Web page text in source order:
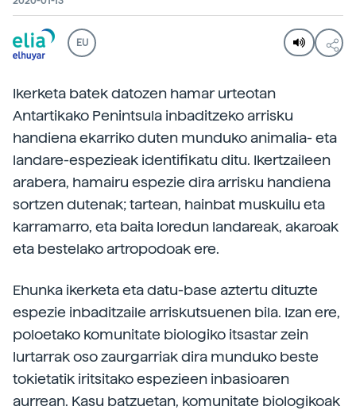
EU
Ikerketa batek datozen hamar urteotan
Antartikako Penintsula inbaditzeko arrisku
handiena ekarriko duten munduko animalia- eta
landare-espezieak identifikatu ditu. Ikertzaileen
arabera, hamairu espezie dira arrisku handiena
sortzen dutenak; tartean, hainbat muskuilu eta
karramarro, eta baita loredun landareak, akaroak
eta bestelako artropodoak ere.
Ehunka ikerketa eta datu-base aztertu dituzte
espezie inbaditzaile arriskutsuenen bila. Izan ere,
poloetako komunitate biologiko itsastar zein
lurtarrak oso zaurgarriak dira munduko beste
tokietatik iritsitako espezieen inbasioaren
aurrean. Kasu batzuetan, komunitate biologikoak